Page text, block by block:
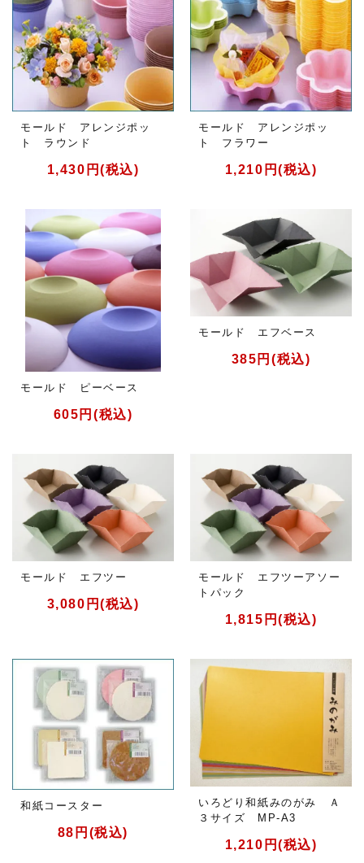
モールド アレンジポッ
ト ラウンド
1,430円(税込)
モールド アレンジポッ
ト フラワー
1,210円(税込)
モールド ピーベース
605円(税込)
モールド エフベース
385円(税込)
モールド エフツー
3,080円(税込)
モールド エフツーアソー
トパック
1,815円(税込)
和紙コースター
88円(税込)
いろどり和紙みのがみ Ａ
３サイズ MP-A3
1,210円(税込)